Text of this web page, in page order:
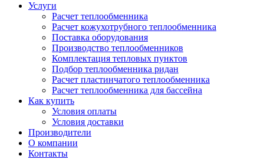
Услуги
Расчет теплообменника
Расчет кожухотрубного теплообменника
Поставка оборудования
Производство теплообменников
Комплектация тепловых пунктов
Подбор теплообменника ридан
Расчет пластинчатого теплообменника
Расчет теплообменника для бассейна
Как купить
Условия оплаты
Условия доставки
Производители
О компании
Контакты